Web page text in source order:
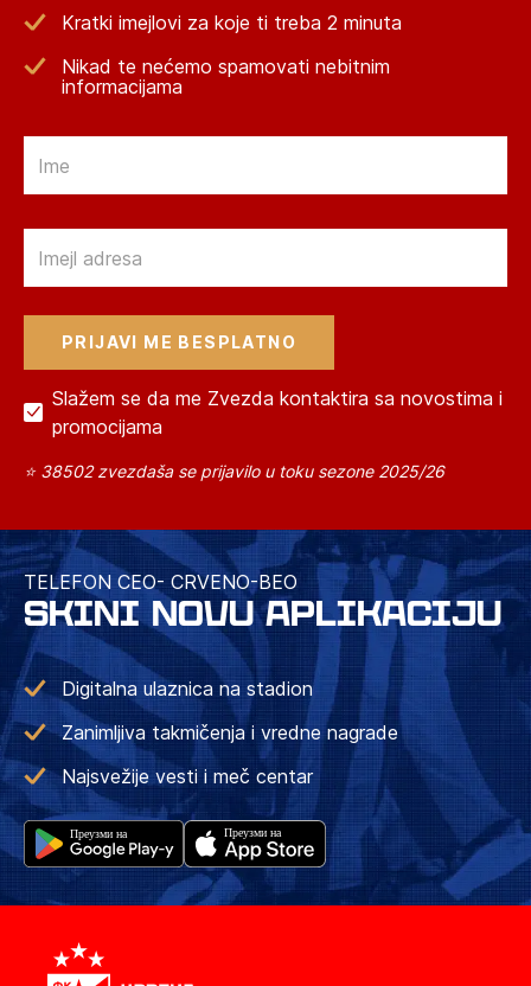
Kratki imejlovi za koje ti treba 2 minuta
Nikad te nećemo spamovati nebitnim
informacijama
Slažem se da me Zvezda kontaktira sa novostima i
promocijama
⭐ 38502 zvezdaša se prijavilo u toku sezone 2025/26
TELEFON CEO- CRVENO-BEO
SKINI NOVU APLIKACIJU
Digitalna ulaznica na stadion
Zanimljiva takmičenja i vredne nagrade
Najsvežije vesti i meč centar